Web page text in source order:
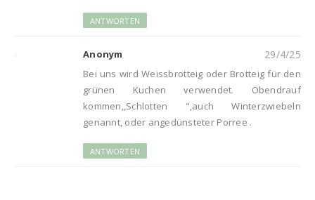
ANTWORTEN
Anonym 29/4/25
Bei uns wird Weissbrotteig oder Brotteig für den
grünen Kuchen verwendet. Obendrauf
kommen,,Schlotten ",auch Winterzwiebeln
genannt, oder angedünsteter Porree .
ANTWORTEN